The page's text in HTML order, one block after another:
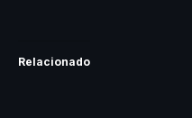
Relacionado